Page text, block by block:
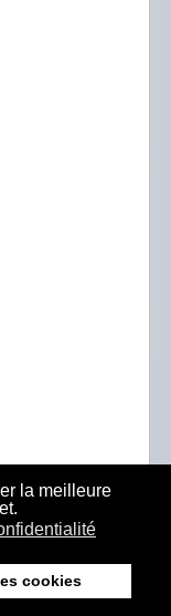
la meilleure
cookies